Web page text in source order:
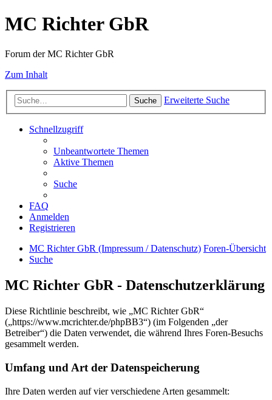
MC Richter GbR
Forum der MC Richter GbR
Zum Inhalt
Suche Erweiterte Suche
Schnellzugriff
Unbeantwortete Themen
Aktive Themen
Suche
FAQ
Anmelden
Registrieren
MC Richter GbR (Impressum / Datenschutz) Foren-Übersicht
Suche
MC Richter GbR - Datenschutzerklärung
Diese Richtlinie beschreibt, wie „MC Richter GbR“
(„https://www.mcrichter.de/phpBB3“) (im Folgenden „der
Betreiber“) die Daten verwendet, die während Ihres Foren-Besuchs
gesammelt werden.
Umfang und Art der Datenspeicherung
Ihre Daten werden auf vier verschiedene Arten gesammelt: